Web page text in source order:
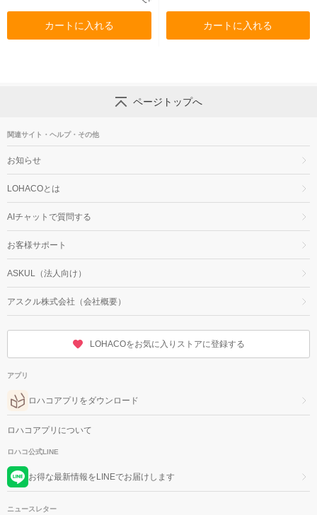
カートに入れる カートに入れる
ページトップへ
関連サイト・ヘルプ・その他
お知らせ
LOHACOとは
AIチャットで質問する
お客様サポート
ASKUL（法人向け）
アスクル株式会社（会社概要）
LOHACOをお気に入りストアに登録する
アプリ
ロハコアプリをダウンロード
ロハコアプリについて
ロハコ公式LINE
お得な最新情報をLINEでお届けします
ニュースレター